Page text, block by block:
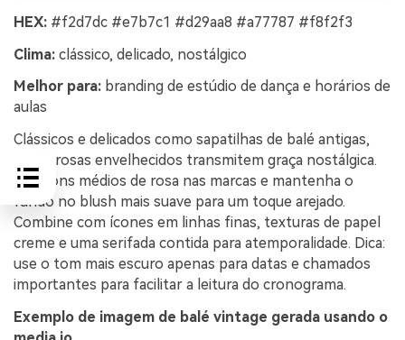
HEX: #f2d7dc #e7b7c1 #d29aa8 #a77787 #f8f2f3
Clima: clássico, delicado, nostálgico
Melhor para: branding de estúdio de dança e horários de
aulas
Clássicos e delicados como sapatilhas de balé antigas,
esses rosas envelhecidos transmitem graça nostálgica.
Use tons médios de rosa nas marcas e mantenha o
fundo no blush mais suave para um toque arejado.
Combine com ícones em linhas finas, texturas de papel
creme e uma serifada contida para atemporalidade. Dica:
use o tom mais escuro apenas para datas e chamados
importantes para facilitar a leitura do cronograma.
Exemplo de imagem de balé vintage gerada usando o